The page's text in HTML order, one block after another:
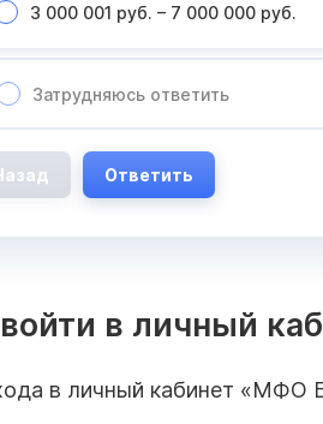
3 000 001 руб. – 7 000 000 руб.
Затрудняюсь ответить
Ответить
в личный
в личный кабинет «МФО